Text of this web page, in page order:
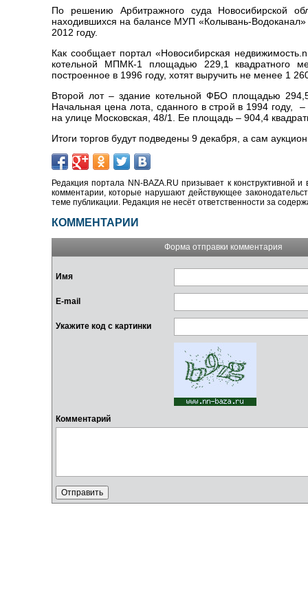
По решению Арбитражного суда Новосибирской
находившихся на балансе МУП «Колывань-
2012 году.
Как сообщает портал «Новосибирская
котельной МПМК-1 площадью 229,1 квадратного
построенное в 1996 году, хотят выручить не менее 1
Второй лот – здание котельной ФБО площадью
Начальная цена лота, сданного в строй в 1994 году, –
на улице Московская, 48/1. Ее площадь – 904,4
Итоги торгов будут подведены 9 декабря, а сам
Редакция портала NN-BAZA.RU призывает к конструктивной
комментарии, которые нарушают действующее
теме публикации. Редакция не несёт ответственности за
КОММЕНТАРИИ
Форма отправки комментария
Имя
E-mail
Укажите код с картинки
Комментарий